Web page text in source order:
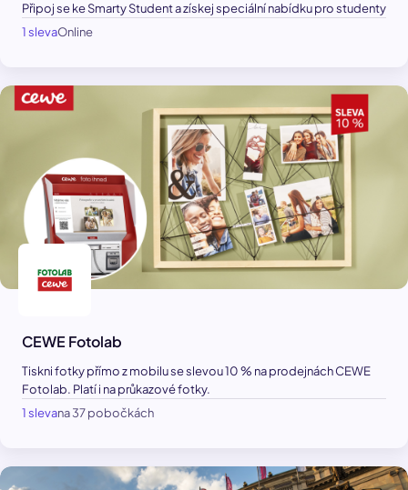
Připoj se ke Smarty Student a získej speciální nabídku pro studenty
1 slevaOnline
CEWE Fotolab
Tiskni fotky přímo z mobilu se slevou 10 % na prodejnách CEWE
Fotolab. Platí i na průkazové fotky.
1 slevana 37 pobočkách